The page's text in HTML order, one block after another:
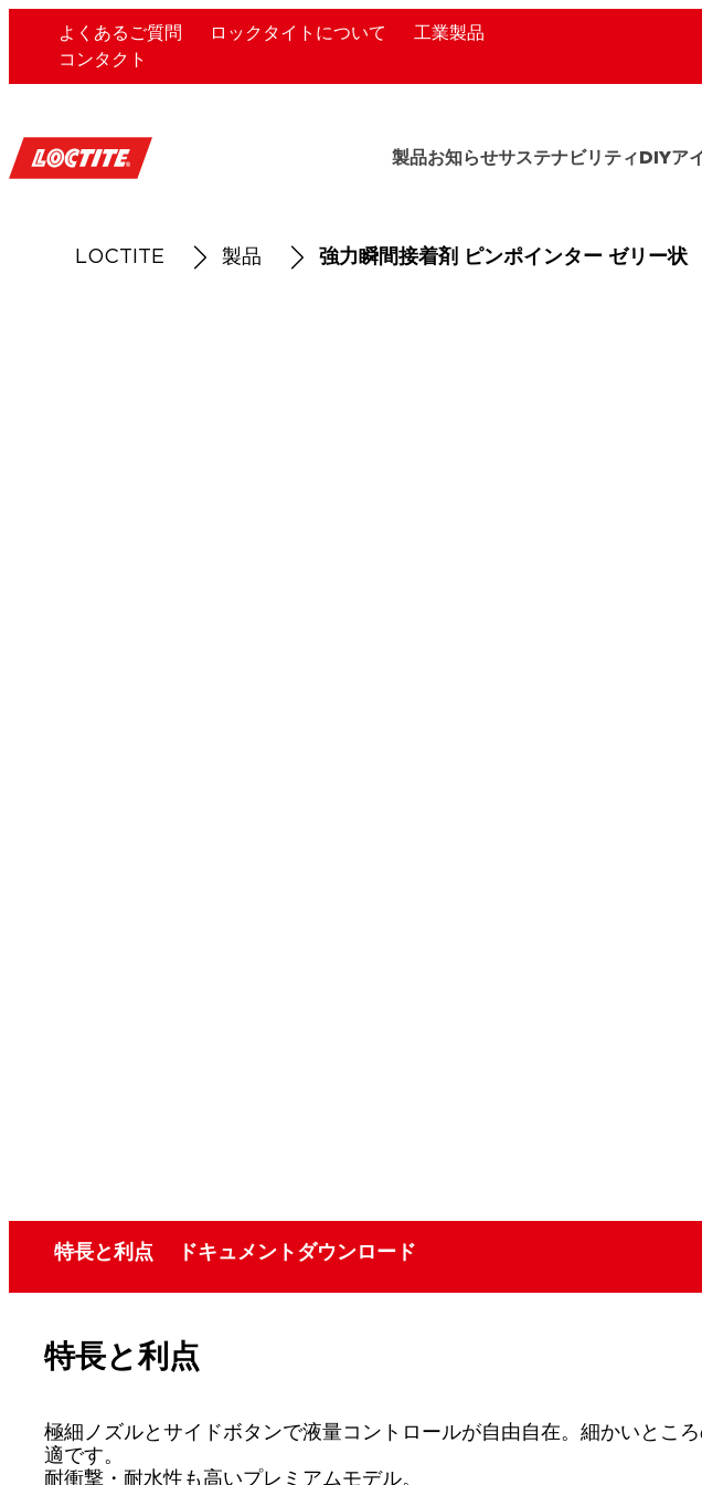
よくあるご質問 ロックタイトについて
工業製品
コンタクト
製品お知らせサステナビリティ DIYア
LOCTITE 製品 強力瞬間接着剤 ピンポインター ゼリー状
特長と利点 ドキュメントダウンロード
特長と利点
極細ノズルとサイドボタンで液量コントロールが自由自在。細かいとこ
適です。
耐衝撃・耐水性も高いプレミアムモデル。